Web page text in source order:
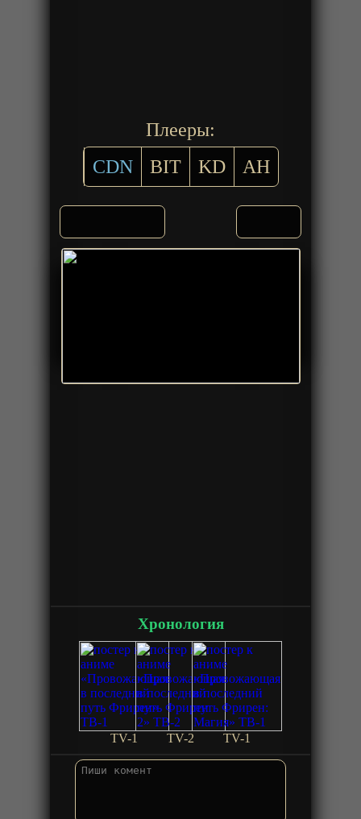
Плееры:
CDN
BIT KD AH
Хронология
TV-1 TV-2 TV-1